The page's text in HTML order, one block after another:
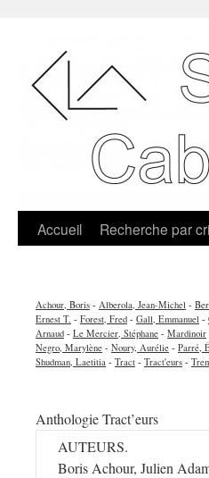
Accueil Recherche par
Achour, Boris - Alberola, Jean-Michel -
Ernest T. - Forest, Fred - Gall, Emmanuel -
Arnaud - Le Mercier, Stéphane - Mardinoir
Negro, Marylène - Noury, Aurélie - Parré,
Shudman, Laetitia - Tract - Tract'eurs -
Anthologie Tract’eurs
AUTEURS.
Boris Achour, Julien